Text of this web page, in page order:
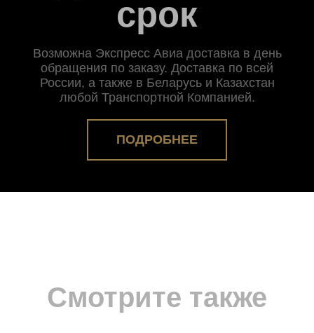
срок
Возможна Экспресс Авиа доставка в день
обращения по заказу. Доставка по всей
России, а также в Беларусь и Казахстан
любой Транспортной Компанией.
ПОДРОБНЕЕ
Смотрите также